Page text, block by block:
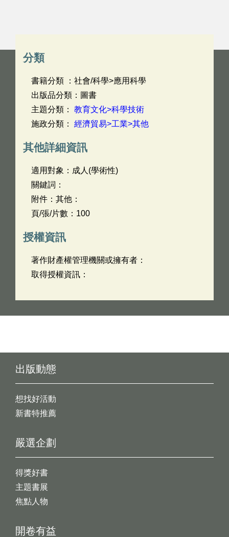
分類
書籍分類 ：社會/科學>應用科學
出版品分類：圖書
主題分類： 教育文化>科學技術
施政分類： 經濟貿易>工業>其他
其他詳細資訊
適用對象：成人(學術性)
關鍵詞：
附件：其他：
頁/張/片數：100
授權資訊
著作財產權管理機關或擁有者：
取得授權資訊：
出版動態
想找好活動
新書特推薦
開卷有益
嚴選企劃
得獎好書
主題書展
焦點人物